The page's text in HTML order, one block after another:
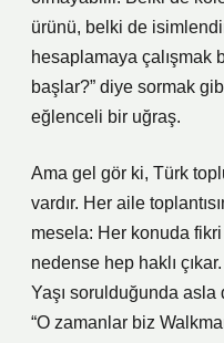
ürünü, belki de
hesaplamaya çalışmak
başlar?” diye sormak
eğlenceli bir uğraş.
Ama gel gör ki, Türk
vardır. Her aile
mesela: Her konuda fikri
nedense hep haklı
Yaşı sorulduğunda
“O zamanlar biz